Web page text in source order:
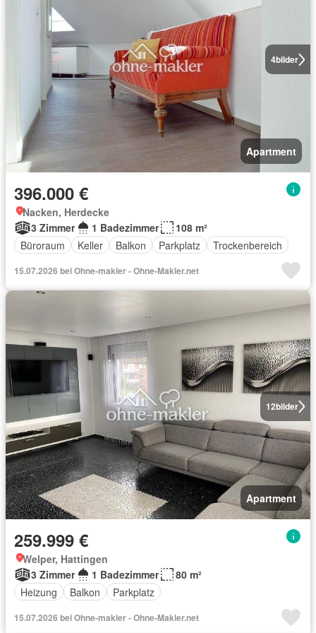
4bilder
Apartment
396.000 €
Nacken, Herdecke
3 Zimmer
1 Badezimmer
108 m²
Büroraum
Keller Balkon Parkplatz Trockenbereich
15.07.2026 bei Ohne-makler - Ohne-Makler.net
12bilder
Apartment
259.999 €
Welper, Hattingen
3 Zimmer
1 Badezimmer
80 m²
Heizung
Balkon Parkplatz
15.07.2026 bei Ohne-makler - Ohne-Makler.net